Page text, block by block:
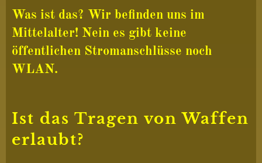
Was ist das? Wir befinden uns im
Mittelalter! Nein es gibt keine
öffentlichen Stromanschlüsse noch
WLAN.
Ist das Tragen von Waffen
erlaubt?